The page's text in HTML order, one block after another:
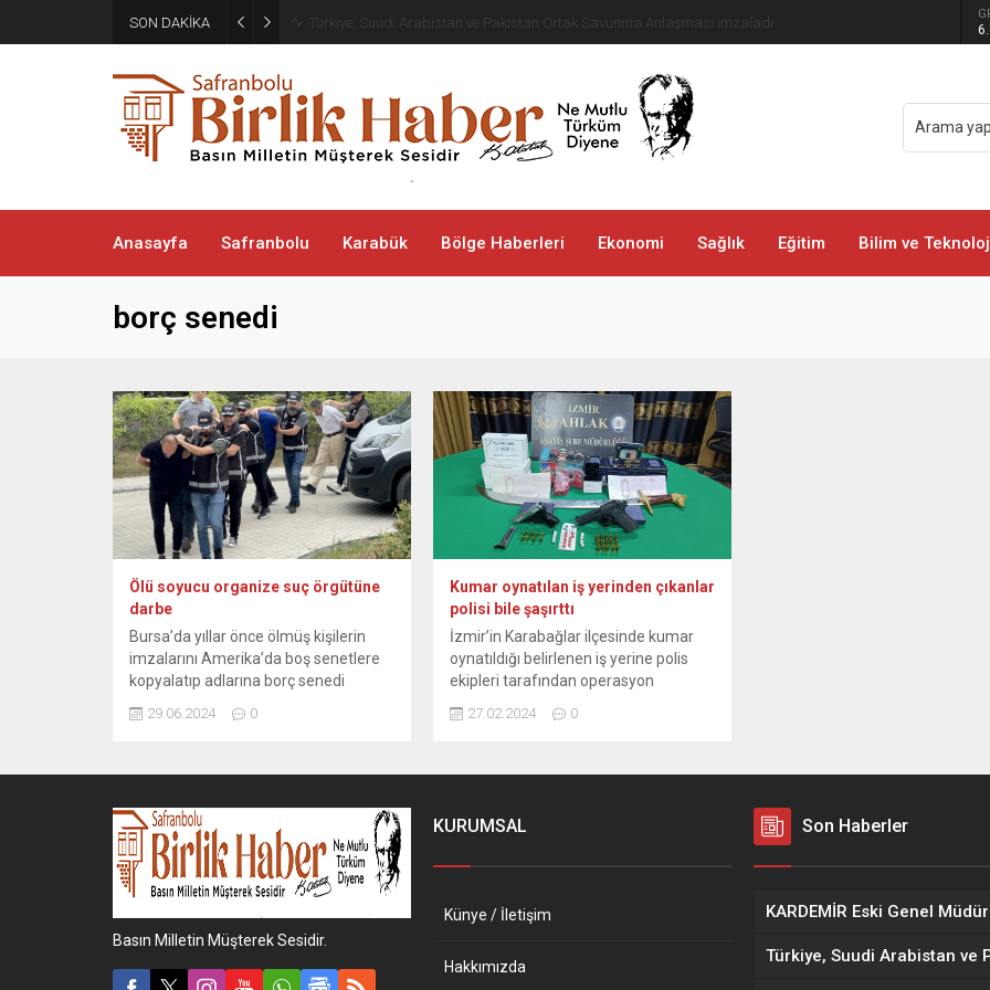
SON DAKİKA Türkiye, Suudi Arabistan ve Pakistan Ortak Savunma Anlaşması imzaladı
Anasayfa Safranbolu Karabük Bölge Haberleri Ekonomi Sağlık Eğitim Bilim ve
borç senedi
Ölü soyucu organize suç örgütüne
darbe
Bursa’da yıllar önce ölmüş kişilerin
imzalarını Amerika’da boş senetlere
kopyalatıp adlarına borç senedi
arsalarına haciz yolu ile bu borçları
lira dolandırdığı ortaya çıktı. Edinilen
bilgiye göre, Bursa’nın Gemlik
ilçesinde 2013 yılında vefat eden
E.A.’nın...
29.06.2024 0
Kumar oynatılan iş yerinden çıkanlar
polisi bile şaşırttı
İzmir’in Karabağlar ilçesinde kumar
oynatıldığı belirlenen iş yerine polis
ekipleri tarafından operasyon
aramalarda, 2 ruhsatsız tabanca, kılıç,
Amirliği ekipleri, Karabağlar ilçesi
27.02.2024 0
Basın Milletin Müşterek Sesidir.
KURUMSAL
Künye / İletişim
Hakkımızda
Son Haberler